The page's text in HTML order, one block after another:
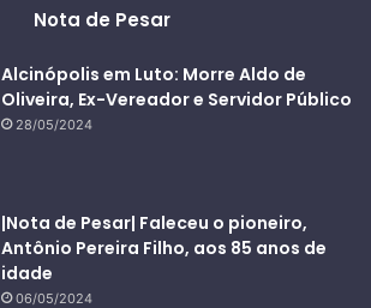
Nota de Pesar
Alcinópolis em Luto: Morre Aldo de
Oliveira, Ex-Vereador e Servidor Público
28/05/2024
|Nota de Pesar| Faleceu o pioneiro,
Antônio Pereira Filho, aos 85 anos de
idade
06/05/2024